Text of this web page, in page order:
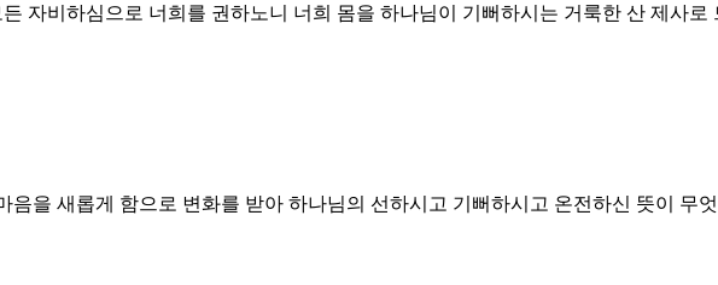
자비하심으로 너희를 권하노니 너희 몸을 하나님이 기뻐하시는 거룩한 산 제사
음을 새롭게 함으로 변화를 받아 하나님의 선하시고 기뻐하시고 온전하신 뜻이 무